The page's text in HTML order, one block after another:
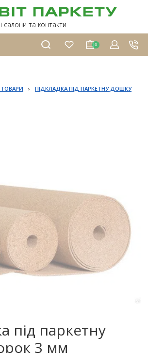
салони та контакти
0
ТОВАРИ › ПІДКЛАДКА ПІД ПАРКЕТНУ ДОШКУ
під паркетну
3 мм